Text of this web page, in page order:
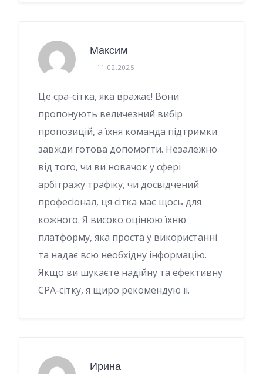
Максим
11.02.2025
Це срa-сітка, яка вражає! Вони
пропонують величезний вибір
пропозицій, а їхня команда підтримки
завжди готова допомогти. Незалежно
від того, чи ви новачок у сфері
арбітражу трафіку, чи досвідчений
професіонал, ця сітка має щось для
кожного. Я високо оцінюю їхню
платформу, яка проста у використанні
та надає всю необхідну інформацію.
Якщо ви шукаєте надійну та ефективну
CPA-сітку, я щиро рекомендую її.
Ирина